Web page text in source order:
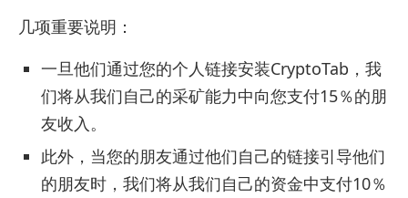
几项重要说明：
一旦他们通过您的个人链接安装CryptoTab，我
们将从我们自己的采矿能力中向您支付15％的朋
友收入。
此外，当您的朋友通过他们自己的链接引导他们
的朋友时，我们将从我们自己的资金中支付10％